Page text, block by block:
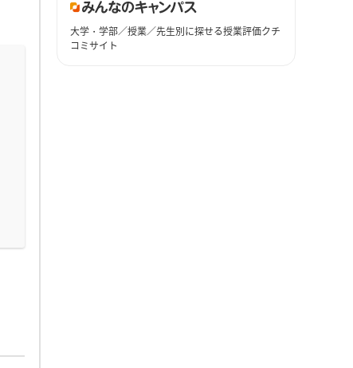
大学・学部／授業／先生別に探せる授業評価クチ
コミサイト